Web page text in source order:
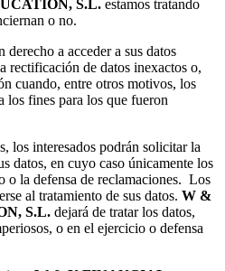
S.L. estamos tratando
o no.
derecho a acceder a sus datos
rectificación de datos inexactos o,
cuando, entre otros motivos, los
los fines para los que fueron
los interesados podrán solicitar la
datos, en cuyo caso únicamente los
o la defensa de reclamaciones. Los
al tratamiento de sus datos. W &
S.L. dejará de tratar los datos,
o en el ejercicio o defensa